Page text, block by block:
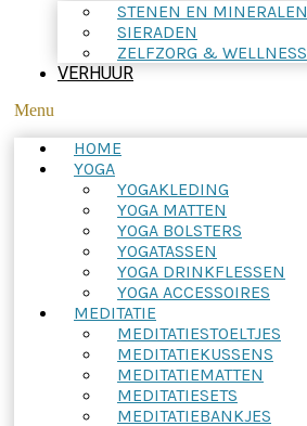
STENEN EN MINERALEN
SIERADEN
ZELFZORG & WELLNESS
VERHUUR
Menu
HOME
YOGA
YOGAKLEDING
YOGA MATTEN
YOGA BOLSTERS
YOGATASSEN
YOGA DRINKFLESSEN
YOGA ACCESSOIRES
MEDITATIE
MEDITATIESTOELTJES
MEDITATIEKUSSENS
MEDITATIEMATTEN
MEDITATIESETS
MEDITATIEBANKJES